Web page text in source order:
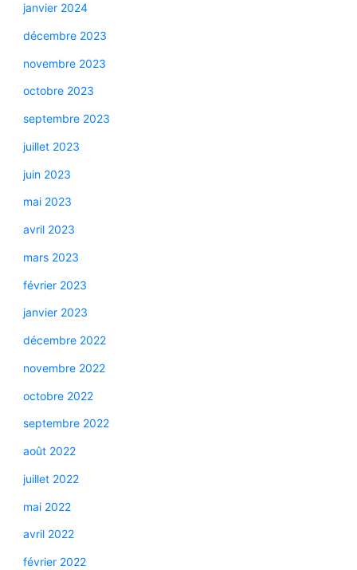
janvier 2024
décembre 2023
novembre 2023
octobre 2023
septembre 2023
juillet 2023
juin 2023
mai 2023
avril 2023
mars 2023
février 2023
janvier 2023
décembre 2022
novembre 2022
octobre 2022
septembre 2022
août 2022
juillet 2022
mai 2022
avril 2022
février 2022